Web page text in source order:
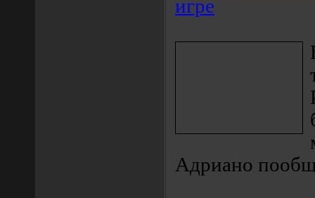
игре
Адриано